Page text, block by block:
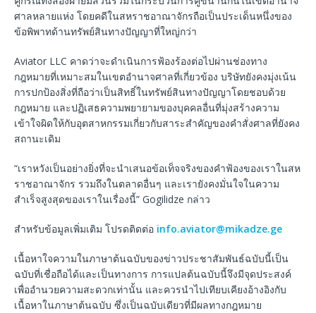
ศาลหลายแห่ง โดยคดีในสหราชอาณาจักรถือเป็นประเด็นหนึ่งของ
ข้อพิพาทด้านทรัพย์สินทางปัญญาที่ใหญ่กว่า
Aviator LLC คาดว่าจะดำเนินการฟ้องร้องต่อไปผ่านช่องทาง
กฎหมายที่เหมาะสมในเขตอำนาจศาลที่เกี่ยวข้อง บริษัทยังคงมุ่งเน้น
การปกป้องสิ่งที่ถือว่าเป็นสิทธิ์ในทรัพย์สินทางปัญญาโดยชอบด้วย
กฎหมาย และปฏิเสธความพยายามของบุคคลอื่นที่มุ่งสร้างความ
เข้าใจผิดให้กับอุตสาหกรรมเกี่ยวกับสาระสำคัญของคำสั่งศาลที่ยังคง
สถานะเดิม
“เราหวังเป็นอย่างยิ่งที่จะนำเสนอข้อเท็จจริงของคำฟ้องของเราในสห
ราชอาณาจักร รวมถึงในตลาดอื่นๆ และเรายังคงมั่นใจในความ
สำเร็จสูงสุดของเราในเรื่องนี้” Gogilidze กล่าว
สำหรับข้อมูลเพิ่มเติม โปรดติดต่อ info.aviator@mikadze.ge
เนื้อหาใจความในภาษาต้นฉบับของข่าวประชาสัมพันธ์ฉบับนี้เป็น
ฉบับที่เชื่อถือได้และเป็นทางการ การแปลต้นฉบับนี้จึงมีจุดประสงค์
เพื่ออำนวยความสะดวกเท่านั้น และควรนำไปเทียบเคียงอ้างอิงกับ
เนื้อหาในภาษาต้นฉบับ ซึ่งเป็นฉบับเดียวที่มีผลทางกฎหมาย